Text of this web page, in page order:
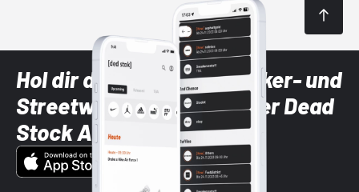
Hol dir die neuesten Sneaker- und
Streetwear-Brands mit der Dead
Stock App